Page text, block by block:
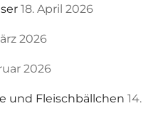
18. April 2026
2026
2026
und Fleischbällchen 14.